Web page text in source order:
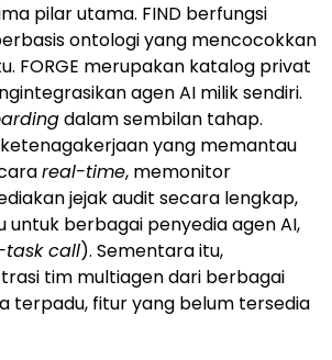
pilar utama. FIND berfungsi
ontologi yang mencocokkan
FORGE merupakan katalog privat
agen AI milik sendiri.
dalam sembilan tahap.
yang memantau
real-time, memonitor
jejak audit secara lengkap,
berbagai penyedia agen AI,
call). Sementara itu,
tim multiagen dari berbagai
terpadu, fitur yang belum tersedia